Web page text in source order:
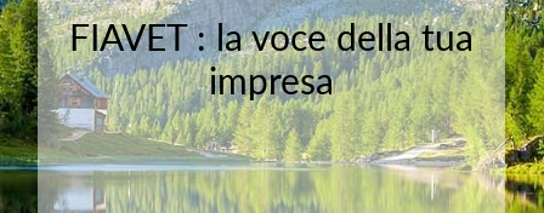
FIAVET : la voce della tua
impresa